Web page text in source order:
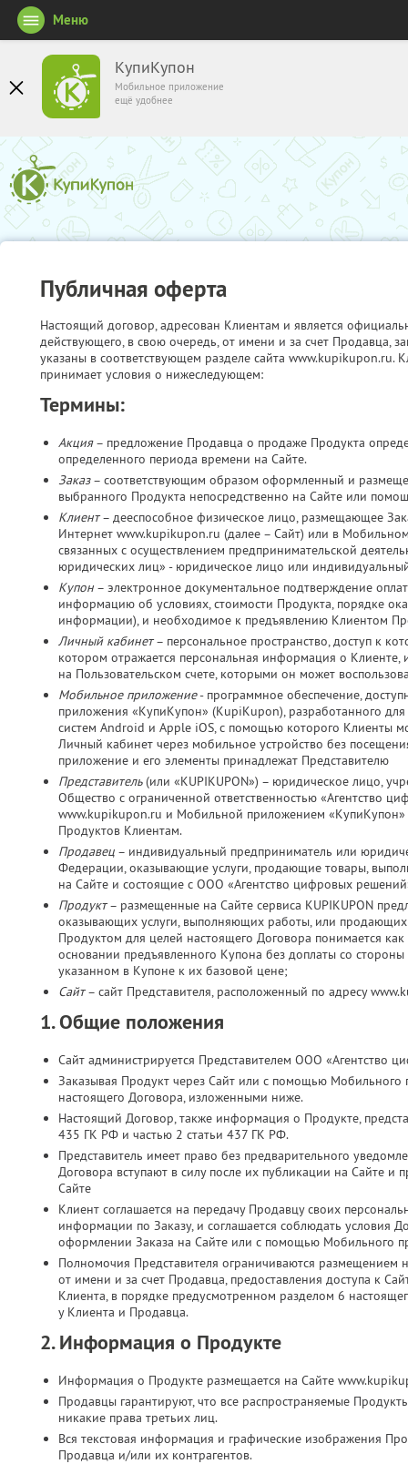
КупиКупон
Мобильное приложение
ещё удобнее
Меню
Публичная оферта
Настоящий договор, адресован Клиентам и является
действующего, в свою очередь, от имени и за счет Продавца,
указаны в соответствующем разделе сайта www.kupikupon.ru.
принимает условия о нижеследующем:
Термины:
Акция– предложение Продавца о продаже Продукта
определенного периода времени на Сайте.
Заказ– соответствующим образом оформленный и
выбранного Продукта непосредственно на Сайте или
Клиент– дееспособное физическое лицо, размещающее
Интернет www.kupikupon.ru (далее – Сайт) или в
связанных с осуществлением предпринимательской
юридических лиц» - юридическое лицо или
Купон – электронное документальное подтверждение
информацию об условиях, стоимости Продукта, порядке
информации), и необходимое к предъявлению Клиентом
Личный кабинет– персональное пространство, доступ к
котором отражается персональная информация о Клиенте,
на Пользовательском счете, которыми он может
Мобильное приложение- программное обеспечение,
приложения «КупиКупон» (KupiKupon), разработанного
систем Android и Apple iOS, с помощью которого Клиенты
Личный кабинет через мобильное устройство без
приложение и его элементы принадлежат Представителю
Представитель(или «KUPIKUPON») – юридическое лицо,
Общество с ограниченной ответственностью «Агентство
www.kupikupon.ru и Мобильной приложением
Продуктов Клиентам.
Продавец – индивидуальный предприниматель или
Федерации, оказывающие услуги, продающие товары,
на Сайте и состоящие с ООО «Агентство цифровых
Продукт– размещенные на Сайте сервиса KUPIKUPON
оказывающих услуги, выполняющих работы, или
Продуктом для целей настоящего Договора понимается
основании предъявленного Купона без доплаты со
указанном в Купоне к их базовой цене;
Сайт– сайт Представителя, расположенный по адресу
1. Общие положения
Сайт администрируется Представителем ООО «Агентство
Заказывая Продукт через Сайт или с помощью Мобильного
настоящего Договора, изложенными ниже.
Настоящий Договор, также информация о Продукте,
435 ГК РФ и частью 2 статьи 437 ГК РФ.
Представитель имеет право без предварительного
Договора вступают в силу после их публикации на Сайте
Сайте
Клиент соглашается на передачу Продавцу своих
информации по Заказу, и соглашается соблюдать условия
оформлении Заказа на Сайте или с помощью Мобильного
Полномочия Представителя ограничиваются
от имени и за счет Продавца, предоставления доступа к
Клиента, в порядке предусмотренном разделом 6
у Клиента и Продавца.
2. Информация о Продукте
Информация о Продукте размещается на Сайте
Продавцы гарантируют, что все распространяемые
никакие права третьих лиц.
Вся текстовая информация и графические изображения
Продавца и/или их контрагентов.